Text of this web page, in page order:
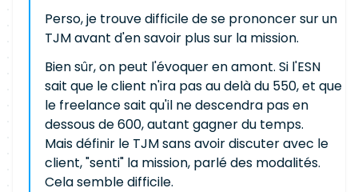
Perso, je trouve difficile de se prononcer sur un
TJM avant d'en savoir plus sur la mission.
Bien sûr, on peut l'évoquer en amont. Si l'ESN
sait que le client n'ira pas au delà du 550, et que
le freelance sait qu'il ne descendra pas en
dessous de 600, autant gagner du temps.
Mais définir le TJM sans avoir discuter avec le
client, "senti" la mission, parlé des modalités.
Cela semble difficile.